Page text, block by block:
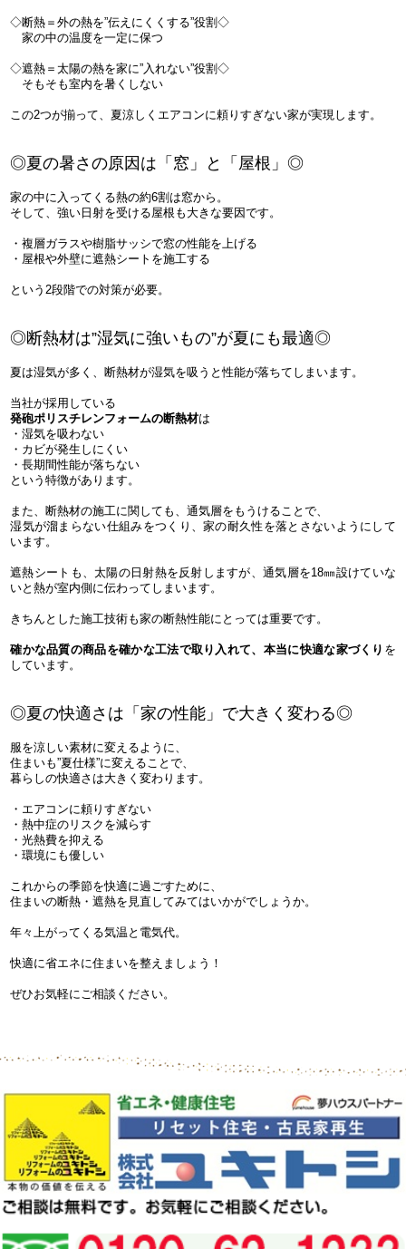
◇断熱＝外の熱を”伝えにくくする”役割◇
家の中の温度を一定に保つ
◇遮熱＝太陽の熱を家に”入れない”役割◇
そもそも室内を暑くしない
この2つが揃って、夏涼しくエアコンに頼りすぎない家が実現します。
◎夏の暑さの原因は「窓」と「屋根」◎
家の中に入ってくる熱の約6割は窓から。
そして、強い日射を受ける屋根も大きな要因です。
・複層ガラスや樹脂サッシで窓の性能を上げる
・屋根や外壁に遮熱シートを施工する
という2段階での対策が必要。
◎断熱材は”湿気に強いもの”が夏にも最適◎
夏は湿気が多く、断熱材が湿気を吸うと性能が落ちてしまいます。
当社が採用している
発砲ポリスチレンフォームの断熱材は
・湿気を吸わない
・カビが発生しにくい
・長期間性能が落ちない
という特徴があります。
また、断熱材の施工に関しても、通気層をもうけることで、
湿気が溜まらない仕組みをつくり、家の耐久性を落とさないようにして
います。
遮熱シートも、太陽の日射熱を反射しますが、通気層を18㎜設けていな
いと熱が室内側に伝わってしまいます。
きちんとした施工技術も家の断熱性能にとっては重要です。
確かな品質の商品を確かな工法で取り入れて、本当に快適な家づくり を
しています。
◎夏の快適さは「家の性能」で大きく変わる◎
服を涼しい素材に変えるように、
住まいも”夏仕様”に変えることで、
暮らしの快適さは大きく変わります。
・エアコンに頼りすぎない
・熱中症のリスクを減らす
・光熱費を抑える
・環境にも優しい
これからの季節を快適に過ごすために、
住まいの断熱・遮熱を見直してみてはいかがでしょうか。
年々上がってくる気温と電気代。
快適に省エネに住まいを整えましょう！
ぜひお気軽にご相談ください。